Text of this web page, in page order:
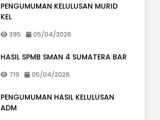
PENGUMUMAN KELULUSAN MURID
KEL
395 05/04/2026
HASIL SPMB SMAN 4 SUMATERA BAR
719 05/04/2026
PENGUMUMAN HASIL KELULUSAN
ADM